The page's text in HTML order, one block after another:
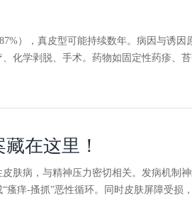
），真皮型可能持续数年。病因与诱因
化学剥脱、手术。药物如固定性药疹、
在这里！
肤病，与精神压力密切相关。发病机制
痒-搔抓”恶性循环。同时皮肤屏障受损